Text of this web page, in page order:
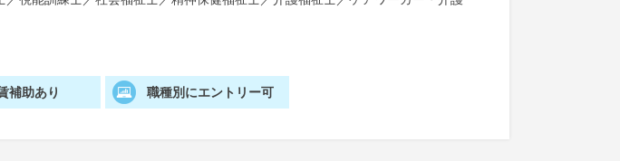
補助あり 職種別にエントリー可